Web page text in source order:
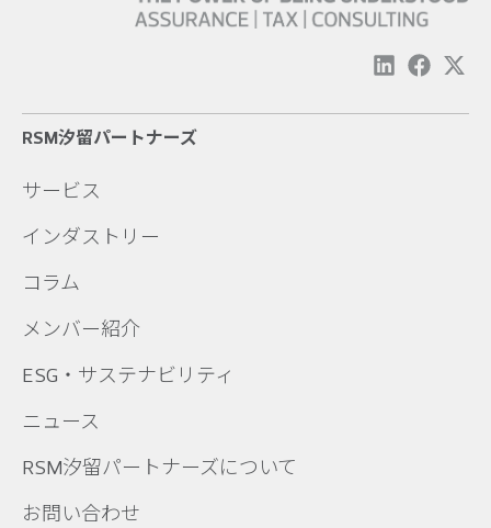
RSM汐留パートナーズ
サービス
インダストリー
コラム
メンバー紹介
ESG・サステナビリティ
ニュース
RSM汐留パートナーズについて
お問い合わせ